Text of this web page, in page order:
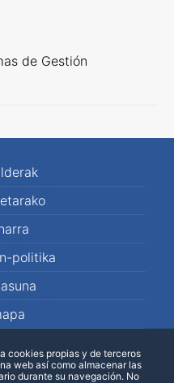
de Gestión
politika
cookies propias y de terceros
web así como almacenar las
durante su navegación. No